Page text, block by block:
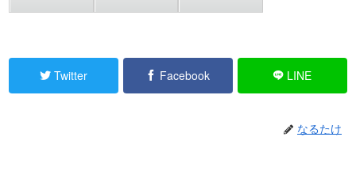
Twitter Facebook LINE
なるたけ